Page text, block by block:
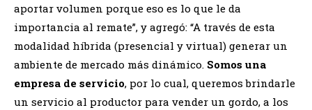
aportar volumen porque eso es lo que le da
importancia al remate”, y agregó: “A través de esta
modalidad híbrida (presencial y virtual) generar un
ambiente de mercado más dinámico. Somos una
empresa de servicio, por lo cual, queremos brindarle
un servicio al productor para vender un gordo, a los